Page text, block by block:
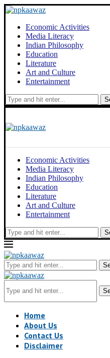
Economic Activities
Media Literacy
Indian Philosophy
Education
Literature
Art and Culture
Entertainment
Economic Activities
Media Literacy
Indian Philosophy
Education
Literature
Art and Culture
Entertainment
Home
About Us
Contact Us
Disclaimer